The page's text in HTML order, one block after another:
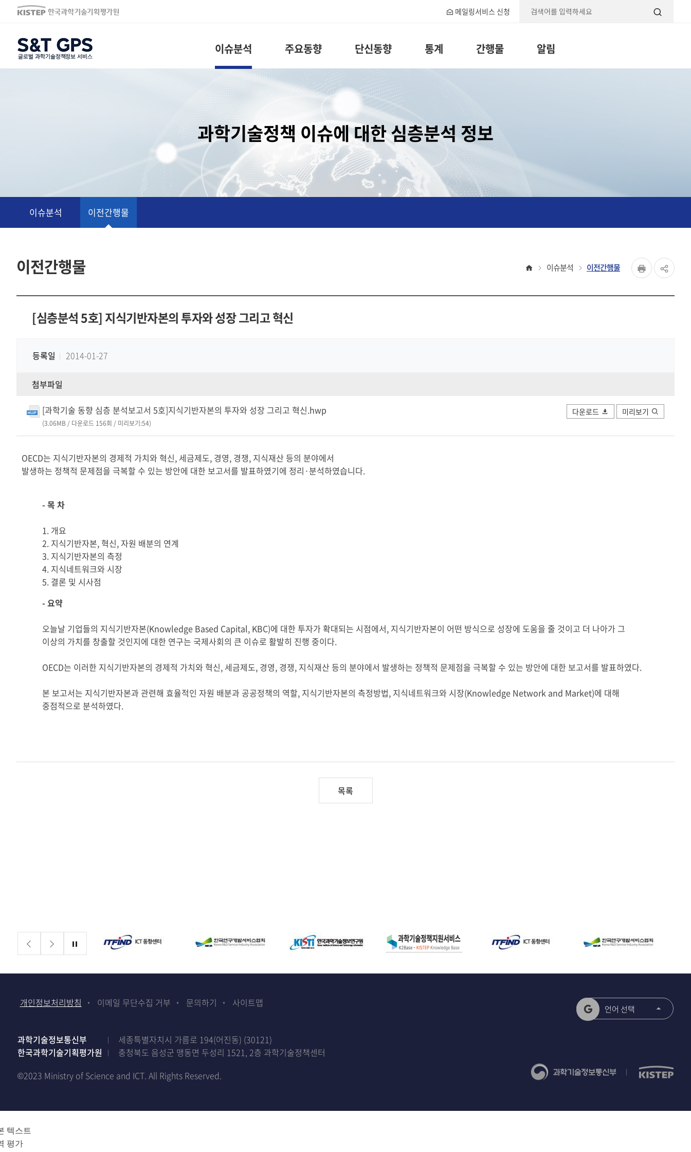
S&T GPS 이슈분석 주요동향 단신동향 통계 간행물 알림
메일링서비스 신청
과학기술정책 이슈에 대한 심층분석 정보
이슈분석
이슈분석 이전간행물
이전간행물 홈 이슈분석 이전간행물
페이지
[심층분석 5호] 지식기반자본의 투자와 성장 그리고 혁신
등록일 2014-01-27
첨부파일
[과학기술 동향 심층 분석보고서 5호]지식기반자본의 투자와 성장 그리고 혁신.hwp
(3.06MB / 다운로드 156회 / 미리보기:54)
다운로드 미리보기
OECD는 지식기반자본의 경제적 가치와 혁신, 세금제도, 경영, 경쟁, 지식재산 등의 분야에서
발생하는 정책적 문제점을 극복할 수 있는 방안에 대한 보고서를 발표하였기에 정리·분석하였습니다.
- 목 차
1. 개요
2. 지식기반자본, 혁신, 자원 배분의 연계
3. 지식기반자본의 측정
4. 지식네트워크와 시장
5. 결론 및 시사점
- 요약
오늘날 기업들의 지식기반자본(Knowledge Based Capital, KBC)에 대한 투자가 확대되는 시점에서, 지식기반자본이 어떤 방식으로 성장에 도움을 줄 것이고 더 나아가 그
이상의 가치를 창출할 것인지에 대한 연구는 국제사회의 큰 이슈로 활발히 진행 중이다.
OECD는 이러한 지식기반자본의 경제적 가치와 혁신, 세금제도, 경영, 경쟁, 지식재산 등의 분야에서 발생하는 정책적 문제점을 극복할 수 있는 방안에 대한 보고서를 발표하였다.
본 보고서는 지식기반자본과 관련해 효율적인 자원 배분과 공공정책의 역할, 지식기반자본의 측정방법, 지식네트워크와 시장(Knowledge Network and Market)에 대해
중점적으로 분석하였다.
목록
배너존
개인정보처리방침 이메일 무단수집 거부 문의하기 사이트맵
언어 선택
과학기술정보통신부
세종특별자치시 가름로 194(어진동) (30121)
한국과학기술기획평가원
충청북도 음성군 맹동면 두성리 1521, 2층 과학기술정책센터
©2023 Ministry of Science and ICT. All Rights Reserved.
텍스트
평가